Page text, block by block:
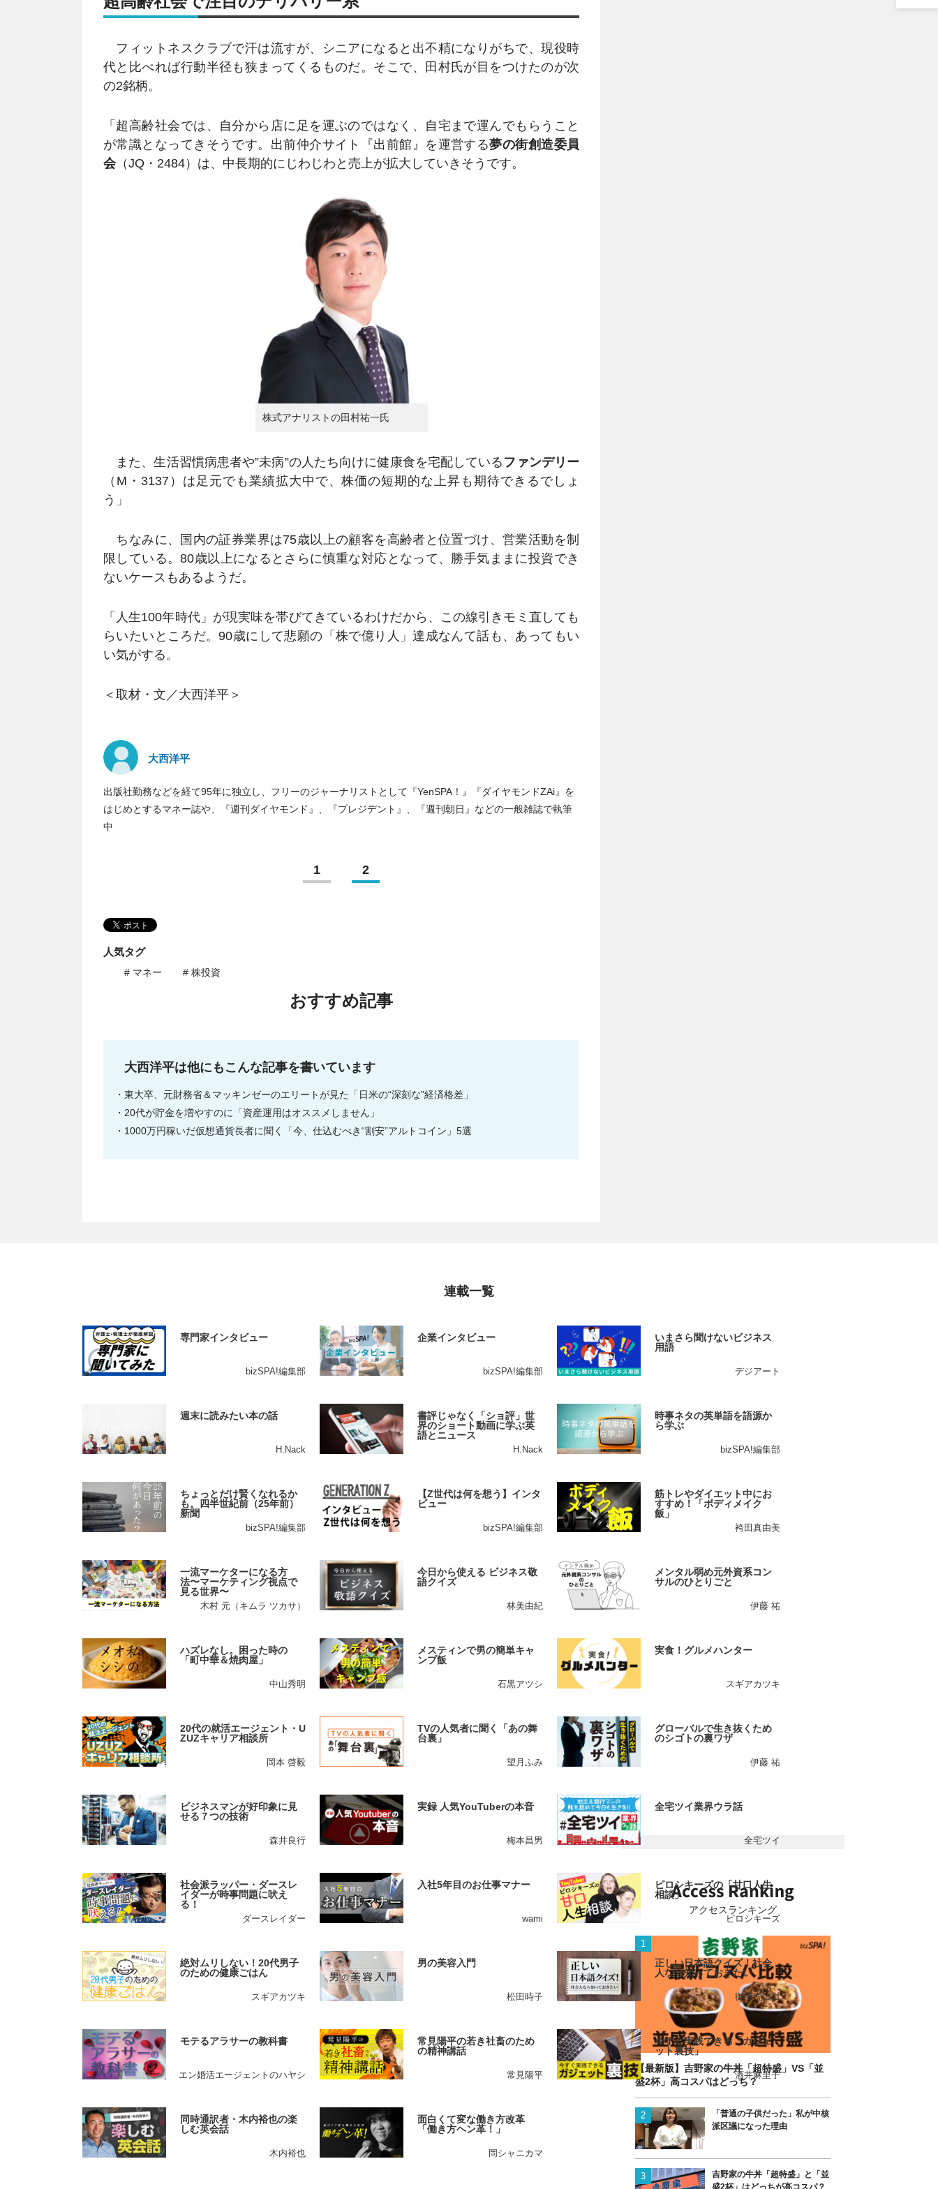
フィットネスクラブで汗は流すが、シニアになると出不精になりがちで、現役時
代と比べれば行動半径も狭まってくるものだ。そこで、田村氏が目をつけたのが次
の2銘柄。
「超高齢社会では、自分から店に足を運ぶのではなく、自宅まで運んでもらうこと
が常識となってきそうです。出前仲介サイト『出前館』を運営する夢の街創造委員
会（JQ・2484）は、中長期的にじわじわと売上が拡大していきそうです。
株式アナリストの田村祐一氏
また、生活習慣病患者や”未病”の人たち向けに健康食を宅配している ファンデリー
（M・3137）は足元でも業績拡大中で、株価の短期的な上昇も期待できるでしょ
う」
ちなみに、国内の証券業界は75歳以上の顧客を高齢者と位置づけ、営業活動を制
限している。80歳以上になるとさらに慎重な対応となって、勝手気ままに投資でき
ないケースもあるようだ。
「人生100年時代」が現実味を帯びてきているわけだから、この線引きモミ直しても
らいたいところだ。90歳にして悲願の「株で億り人」達成なんて話も、あってもい
い気がする。
＜取材・文／大西洋平＞
大西洋平
出版社勤務などを経て95年に独立し、フリーのジャーナリストとして『YenSPA！』『ダイヤモンドZAi』を
はじめとするマネー誌や、『週刊ダイヤモンド』、『プレジデント』、『週刊朝日』などの一般雑誌で執筆
中
1 2
人気タグ
# マネー # 株投資
おすすめ記事
大西洋平は他にもこんな記事を書いています
東大卒、元財務省＆マッキンゼーのエリートが見た「日米の“深刻な”経済格差」
20代が貯金を増やすのに「資産運用はオススメしません」
1000万円稼いだ仮想通貨長者に聞く「今、仕込むべき“割安”アルトコイン」5選
アクセスランキング
【最新版】吉野家の牛丼「超特盛」VS「並
盛2杯」高コスパはどっち？
「普通の子供だった」私が中核
派区議になった理由
吉野家の牛丼「超特盛」と「並
盛2杯」はどっちが高コスパ？
連載一覧
専門家インタビュー
bizSPA!編集部
企業インタビュー
bizSPA!編集部
いまさら聞けないビジネス
用語
デジアート
週末に読みたい本の話
H.Nack
書評じゃなく「ショ評」世
界のショート動画に学ぶ英
語とニュース
H.Nack
時事ネタの英単語を語源か
ら学ぶ
bizSPA!編集部
ちょっとだけ賢くなれるか
も。四半世紀前（25年前）
新聞
bizSPA!編集部
【Z世代は何を想う】インタ
ビュー
bizSPA!編集部
筋トレやダイエット中にお
すすめ！「ボディメイク
飯」
袴田真由美
一流マーケターになる方
法〜マーケティング視点で
見る世界〜
木村 元（キムラ ツカサ）
今日から使える ビジネス敬
語クイズ
林美由紀
メンタル弱め元外資系コン
サルのひとりごと
伊藤 祐
ハズレなし。困った時の
「町中華＆焼肉屋」
中山秀明
メスティンで男の簡単キャ
ンプ飯
石黒アツシ
実食！グルメハンター
スギアカツキ
20代の就活エージェント・U
ZUZキャリア相談所
岡本 啓毅
TVの人気者に聞く「あの舞
台裏」
望月ふみ
グローバルで生き抜くため
のシゴトの裏ワザ
伊藤 祐
ビジネスマンが好印象に見
せる７つの技術
森井良行
実録 人気YouTuberの本音
梅本昌男
全宅ツイ業界ウラ話
全宅ツイ
社会派ラッパー・ダースレ
イダーが時事問題に吠え
る！
ダースレイダー
入社5年目のお仕事マナー
wami
ピロシキーズの「甘口人生
相談」
ピロシキーズ
絶対ムリしない！20代男子
のための健康ごはん
スギアカツキ
男の美容入門
松田時子
正しい日本語クイズ！社会
人なら知っておきたい
御手洗ココ
モテるアラサーの教科書
エン婚活エージェントのハヤシ
常見陽平の若き社畜のため
の精神講話
常見陽平
今すぐ実践できる「ガジェ
ット裏技」
酒井麻里子
同時通訳者・木内裕也の楽
しむ英会話
木内裕也
面白くて変な働き方改革
「働き方ヘン革！」
岡シャニカマ